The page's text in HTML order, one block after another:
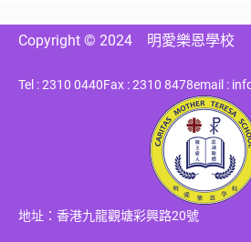
Copyright © 2024 明愛樂恩學校
Tel : 2310 0440Fax : 2310 8478email :
地址：香港九龍觀塘彩興路20號